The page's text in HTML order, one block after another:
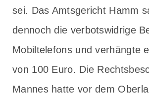
sei. Das Amtsgericht Hamm
dennoch die verbotswidrige
Mobiltelefons und verhängte
von 100 Euro. Die
Mannes hatte vor dem